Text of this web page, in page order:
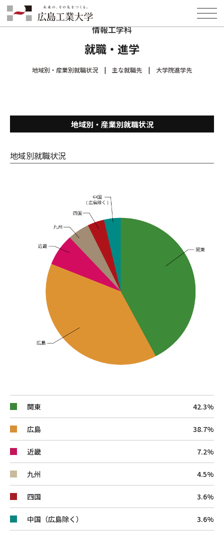
HOME 学部・学科・大学院
情報学部
情報工学科 就職・進学
情報工学科
就職・進学
地域別・産業別就職状況 主な就職先 大学院進学先
地域別・産業別就職状況
地域別就職状況
関東 42.3%
広島 38.7%
近畿 7.2%
九州 4.5%
四国 3.6%
中国（広島除く） 3.6%